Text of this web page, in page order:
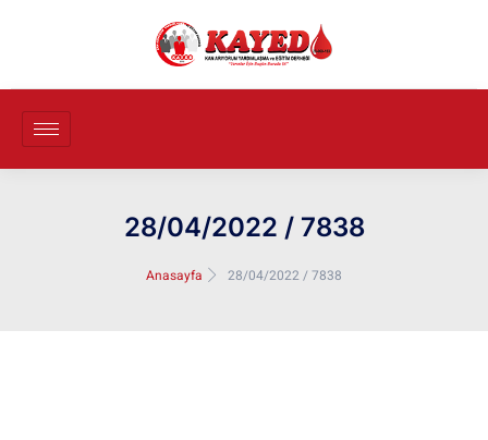
28/04/2022 / 7838
Anasayfa 28/04/2022 / 7838